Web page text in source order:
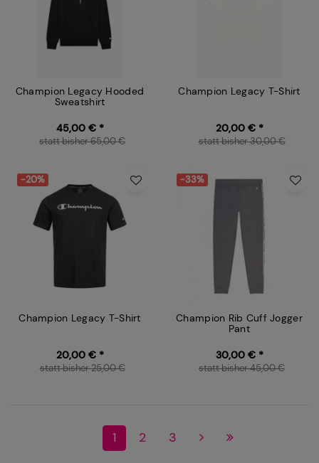
Champion Legacy Hooded
Sweatshirt
45,00 € *
statt bisher 65,00 €
Champion Legacy T-Shirt
20,00 € *
statt bisher 30,00 €
-20%
Champion Legacy T-Shirt
20,00 € *
statt bisher 25,00 €
-33%
Champion Rib Cuff Jogger
Pant
30,00 € *
statt bisher 45,00 €
1 2 3